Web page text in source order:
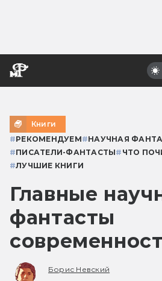
Книги
#РЕКОМЕНДУЕМ#НАУЧНАЯ
#ПИСАТЕЛИ-ФАНТАСТЫ# ЧТО
#ЛУЧШИЕ КНИГИ
Главные
фантасты
Борис Невский